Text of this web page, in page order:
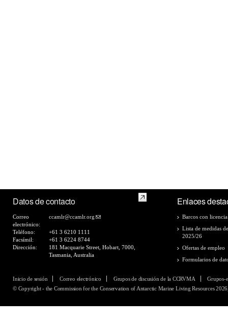
Datos de contacto
Correo
electrónico:
ccamlr@ccamlr.org
Teléfono:
+61 3 6210 1111
Facsímil:
+61 3 6224 8744
Dirección:
181 Macquarie Street, Hobart, 7000,
Tasmania, Australia
Enlaces
Barcos con
Lista de medidas
2025/26
Ofertas de empleo
Formularios de
Inicio de sesión Correo electrónico Grupos de discusión de la CCRVMA
Grupos-
© Copyright - the Commission for the Conservation of Antarctic Marine Living Resources